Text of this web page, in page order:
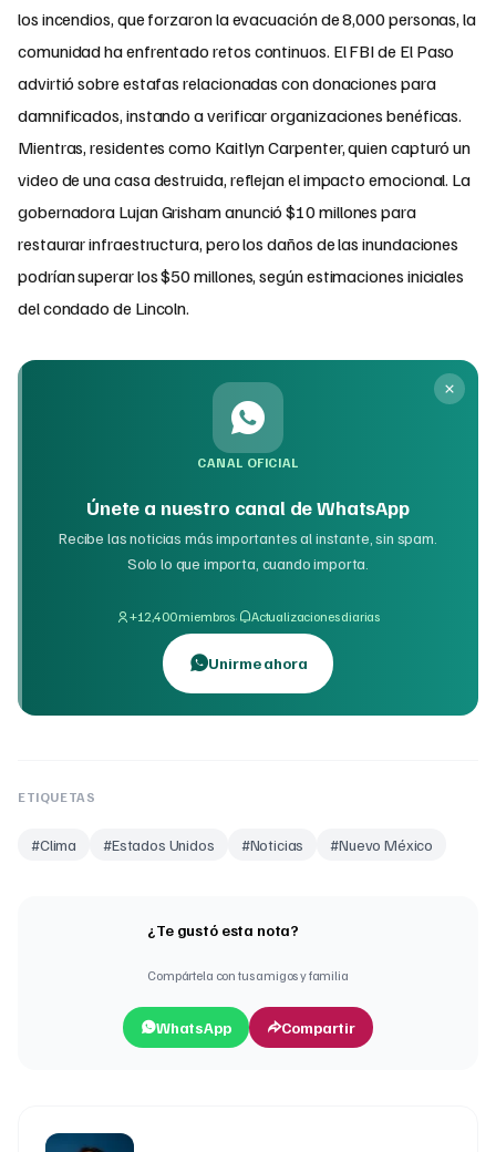
los incendios, que forzaron la evacuación de 8,000 personas, la
comunidad ha enfrentado retos continuos. El FBI de El Paso
advirtió sobre estafas relacionadas con donaciones para
damnificados, instando a verificar organizaciones benéficas.
Mientras, residentes como Kaitlyn Carpenter, quien capturó un
video de una casa destruida, reflejan el impacto emocional. La
gobernadora Lujan Grisham anunció $10 millones para
restaurar infraestructura, pero los daños de las inundaciones
podrían superar los $50 millones, según estimaciones iniciales
del condado de Lincoln.
CANAL OFICIAL
Únete a nuestro canal de WhatsApp
Recibe las noticias más importantes al instante, sin spam.
Solo lo que importa, cuando importa.
+12,400 miembros· Actualizaciones diarias
Unirme ahora
ETIQUETAS
#Clima #Estados Unidos #Noticias #Nuevo México
¿Te gustó esta nota?
Compártela con tus amigos y familia
WhatsApp Compartir